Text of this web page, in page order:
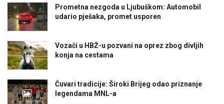
Prometna nezgoda u Ljubuškom: Automobil
udario pješaka, promet usporen
Vozači u HBŽ-u pozvani na oprez zbog divljih
konja na cestama
Čuvari tradicije: Široki Brijeg odao priznanje
legendama MNL-a